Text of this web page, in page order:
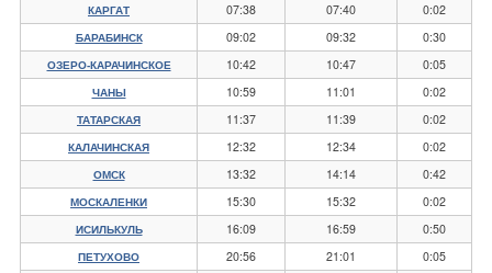
КАРГАТ 07:38 07:40 0:02
БАРАБИНСК 09:02 09:32 0:30
ОЗЕРО-КАРАЧИНСКОЕ 10:42 10:47 0:05
ЧАНЫ 10:59 11:01 0:02
ТАТАРСКАЯ 11:37 11:39 0:02
КАЛАЧИНСКАЯ 12:32 12:34 0:02
ОМСК 13:32 14:14 0:42
МОСКАЛЕНКИ 15:30 15:32 0:02
ИСИЛЬКУЛЬ 16:09 16:59 0:50
ПЕТУХОВО 20:56 21:01 0:05